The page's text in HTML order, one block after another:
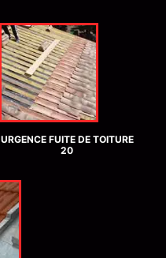
URGENCE FUITE DE TOITURE
20